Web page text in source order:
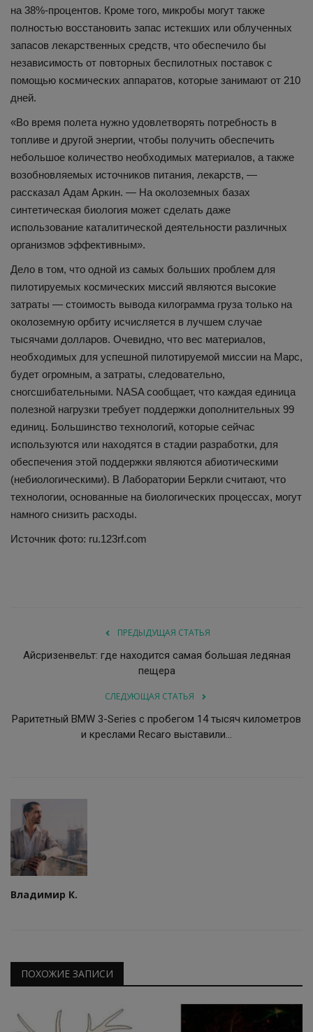
на 38%-процентов. Кроме того, микробы могут также
полностью восстановить запас истекших или облученных
запасов лекарственных средств, что обеспечило бы
независимость от повторных беспилотных поставок с
помощью космических аппаратов, которые занимают от 210
дней.
«Во время полета нужно удовлетворять потребность в
топливе и другой энергии, чтобы получить обеспечить
небольшое количество необходимых материалов, а также
возобновляемых источников питания, лекарств, —
рассказал Адам Аркин. — На околоземных базах
синтетическая биология может сделать даже
использование каталитической деятельности различных
организмов эффективным».
Дело в том, что одной из самых больших проблем для
пилотируемых космических миссий являются высокие
затраты — стоимость вывода килограмма груза только на
околоземную орбиту исчисляется в лучшем случае
тысячами долларов. Очевидно, что вес материалов,
необходимых для успешной пилотируемой миссии на Марс,
будет огромным, а затраты, следовательно,
сногсшибательными. NASA сообщает, что каждая единица
полезной нагрузки требует поддержки дополнительных 99
единиц. Большинство технологий, которые сейчас
используются или находятся в стадии разработки, для
обеспечения этой поддержки являются абиотическими
(небиологическими). В Лаборатории Беркли считают, что
технологии, основанные на биологических процессах, могут
намного снизить расходы.
Источник фото: ru.123rf.com
ПРЕДЫДУЩАЯ СТАТЬЯ
Айсризенвельт: где находится самая большая ледяная
пещера
СЛЕДУЮЩАЯ СТАТЬЯ
Раритетный BMW 3-Series с пробегом 14 тысяч километров
и креслами Recaro выставили...
Владимир К.
ПОХОЖИЕ ЗАПИСИ